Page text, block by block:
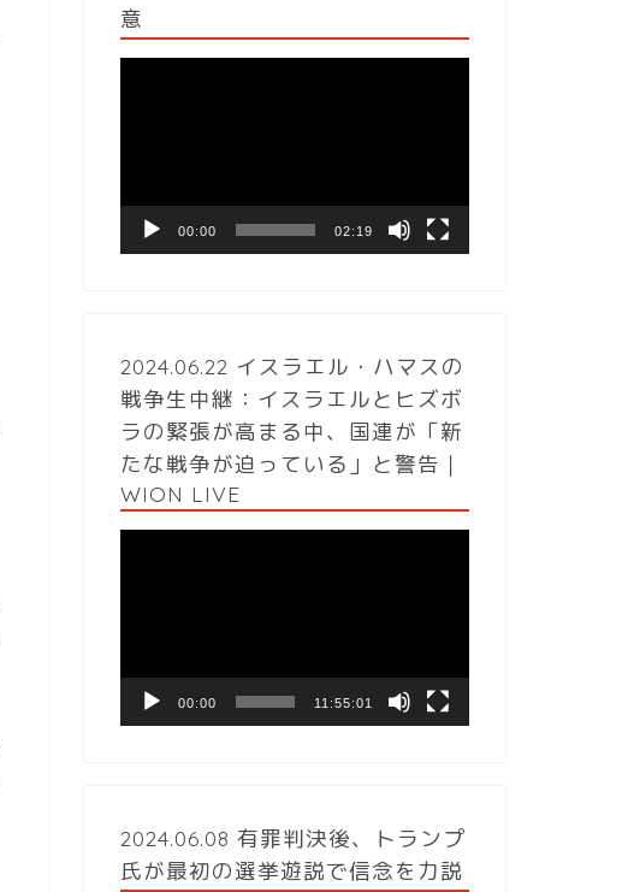
意
ヤ
00:00 02:19
2024.06.22 イスラエル・ハマスの
戦争生中継：イスラエルとヒズボ
ラの緊張が高まる中、国連が「新
たな戦争が迫っている」と警告｜
WION LIVE
ヤ
00:00 11:55:01
2024.06.08 有罪判決後、トランプ
氏が最初の選挙遊説で信念を力説